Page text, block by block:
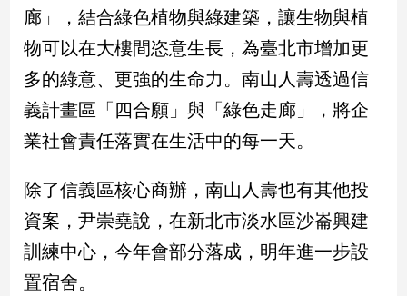
計
旅
遊/
美
星
座/
理
費
健
康/
親
廊」，結合綠色植物與綠建築，讓生物與植
物可以在大樓間恣意生長，為臺北市增加更
多的綠意、更強的生命力。南山人壽透過信
義計畫區「四合願」與「綠色走廊」，將企
業社會責任落實在生活中的每一天。
除了信義區核心商辦，南山人壽也有其他投
資案，尹崇堯說，在新北市淡水區沙崙興建
訓練中心，今年會部分落成，明年進一步設
置宿舍。